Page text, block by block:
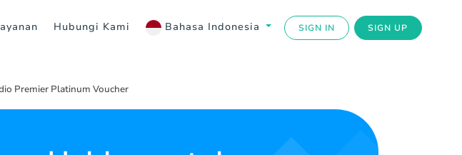
Hubungi Kami Bahasa Indonesia SIGN IN SIGN UP
Premier Platinum Voucher